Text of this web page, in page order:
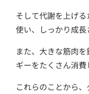
そして代謝を上げ
使い、しっかり成長
また、大きな筋肉
ギーをたくさん消費
これらのことから